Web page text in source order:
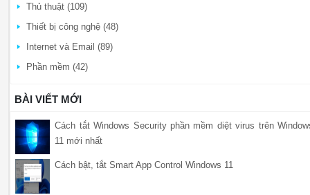
Thủ thuật (109)
Thiết bị công nghệ (48)
Internet và Email (89)
Phần mềm (42)
BÀI VIẾT MỚI
Cách tắt Windows Security phần mềm diệt virus trên
11 mới nhất
Cách bật, tắt Smart App Control Windows 11